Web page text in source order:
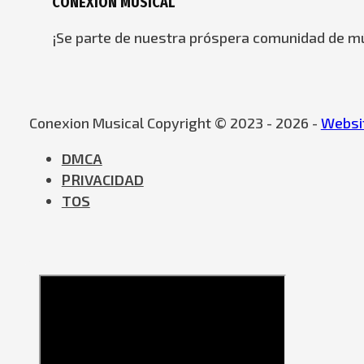
¡Se parte de nuestra próspera comunidad de
Conexion Musical Copyright © 2023 - 2026 -
DMCA
PRIVACIDAD
TOS